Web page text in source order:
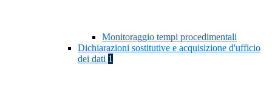
Monitoraggio tempi procedimentali
Dichiarazioni sostitutive e acquisizione d'ufficio
dei dati 1